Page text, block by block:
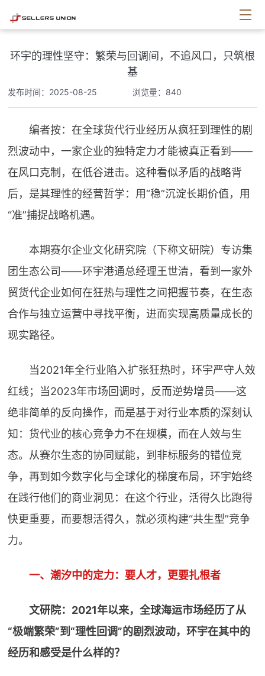
环宇的理性坚守：繁荣与回调间，不追风口，只筑根
基
发布时间：2025-08-25 浏览量：840
编者按：在全球货代行业经历从疯狂到理性的剧
烈波动中，一家企业的独特定力才能被真正看到——
在风口克制，在低谷进击。这种看似矛盾的战略背
后，是其理性的经营哲学：用“稳”沉淀长期价值，用
“准”捕捉战略机遇。
本期赛尔企业文化研究院（下称文研院）专访集
团生态公司——环宇港通总经理王世清，看到一家外
贸货代企业如何在狂热与理性之间把握节奏，在生态
合作与独立运营中寻找平衡，进而实现高质量成长的
现实路径。
当2021年全行业陷入扩张狂热时，环宇严守人效
红线；当2023年市场回调时，反而逆势增员——这
绝非简单的反向操作，而是基于对行业本质的深刻认
知：货代业的核心竞争力不在规模，而在人效与生
态。从赛尔生态的协同赋能，到非标服务的错位竞
争，再到如今数字化与全球化的梯度布局，环宇始终
在践行他们的商业洞见：在这个行业，活得久比跑得
快更重要，而要想活得久，就必须构建“共生型”竞争
力。
一、潮汐中的定力：要人才，更要扎根者
文研院：2021年以来，全球海运市场经历了从
“极端繁荣”到“理性回调”的剧烈波动，环宇在其中的
经历和感受是什么样的？